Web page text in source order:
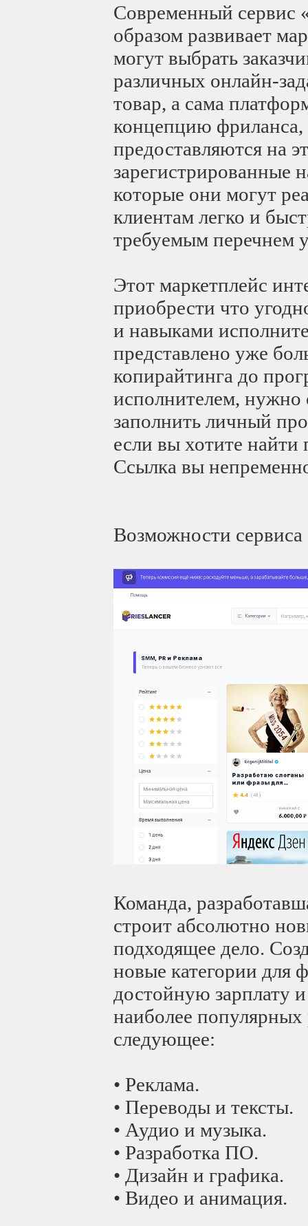
Современный сервис
образом развивает
могут выбрать
различных онлайн-
товар, а сама
концепцию фриланса,
предоставляются на
зарегистрированные
которые они могут
клиентам легко и
требуемым перечнем
Этот маркетплейс
приобрести что
и навыками
представлено уже
копирайтинга до
исполнителем, нужно
заполнить личный
если вы хотите
Ссылка вы
Возможности сервиса
Команда,
строит абсолютно
подходящее дело.
новые категории для
достойную зарплату
наиболее популярных
следующее:
• Реклама.
• Переводы и тексты.
• Аудио и музыка.
• Разработка ПО.
• Дизайн и графика.
• Видео и анимация.